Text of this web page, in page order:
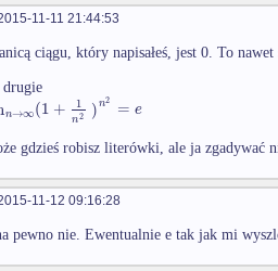
11-11 21:44:53
ciągu, który napisałeś, jest 0. To
drugie
n→∞(1 + 1
n2 )n2 = e
gdzieś robisz literówki, ale ja zgadywać
11-12 09:16:28
pewno nie. Ewentualnie e tak jak mi